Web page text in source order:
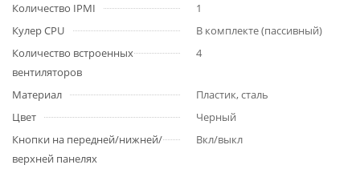
Количество IPMI
1
Кулер CPU
В комплекте (пассивный)
Количество встроенных
вентиляторов
4
Материал
Пластик, сталь
Цвет
Черный
Кнопки на передней/нижней/
верхней панелях
Вкл/выкл